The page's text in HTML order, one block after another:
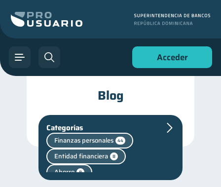
Acceder
Blog
Categorías
Finanzas personales 44
Entidad financiera 8
Ahorro 8